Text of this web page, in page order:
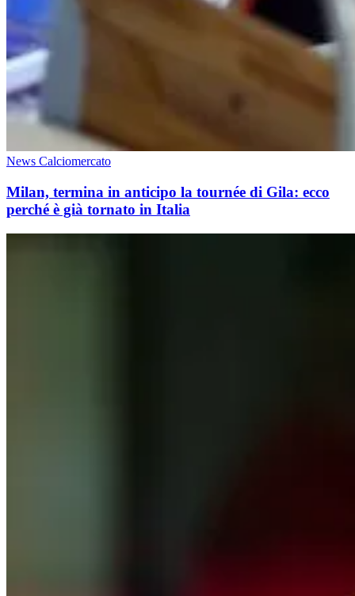
News Calciomercato
Milan, termina in anticipo la tournée di Gila: ecco
perché è già tornato in Italia